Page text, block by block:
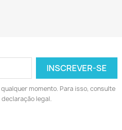
momento. Para isso, consulte
legal.